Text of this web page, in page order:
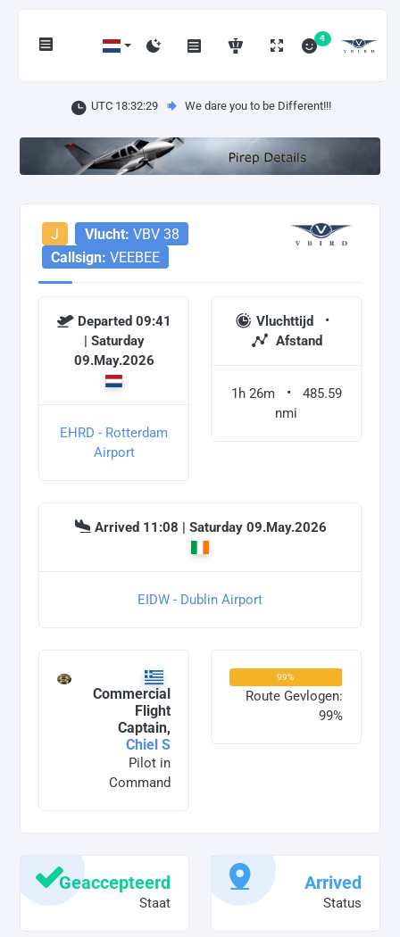
4
UTC 18:32:29 We dare you to be Different!!!
J Vlucht: VBV 38
Callsign: VEEBEE
Departed 09:41
| Saturday
09.May.2026
EHRD - Rotterdam
Airport
Vluchttijd
Afstand
1h 26m
485.59
nmi
Arrived 11:08 | Saturday 09.May.2026
EIDW - Dublin Airport
Commercial
Flight
Captain,
Chiel S
Pilot in
Command
99%
Route Gevlogen:
99%
Geaccepteerd
Staat
Arrived
Status